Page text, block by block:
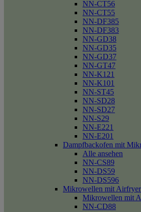
NN-CT56
NN-CT55
NN-DF385
NN-DF383
NN-GD38
NN-GD35
NN-GD37
NN-GT47
NN-K121
NN-K101
NN-ST45
NN-SD28
NN-SD27
NN-S29
NN-E221
NN-E201
Dampfbackofen mit
Alle ansehen
NN-CS89
NN-DS59
NN-DS596
Mikrowellen mit
Mikrowellen mit
NN-CD88